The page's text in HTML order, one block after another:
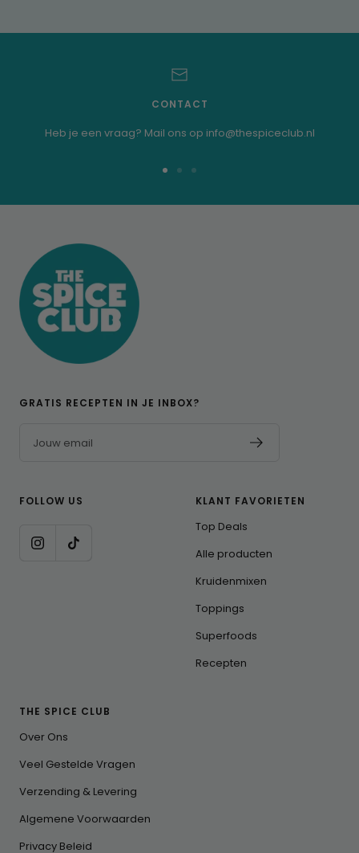
CONTACT
Heb je een vraag? Mail ons op info@thespiceclub.nl
GRATIS RECEPTEN IN JE INBOX?
Jouw email
FOLLOW US KLANT FAVORIETEN
Top Deals
Alle producten
Kruidenmixen
Toppings
Superfoods
Recepten
THE SPICE CLUB
Over Ons
Veel Gestelde Vragen
Verzending & Levering
Algemene Voorwaarden
Privacy Beleid